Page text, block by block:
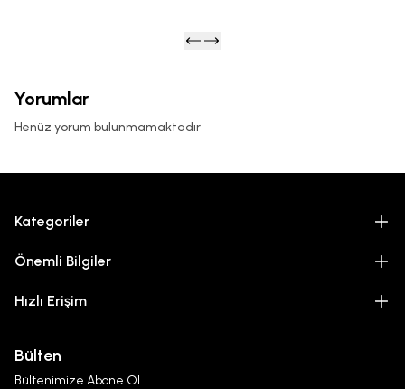
Yorumlar
Henüz yorum bulunmamaktadır
Kategoriler
Önemli Bilgiler
Hızlı Erişim
Bülten
Bültenimize Abone Ol